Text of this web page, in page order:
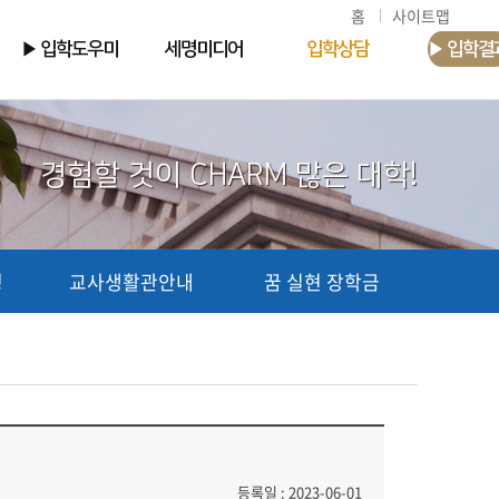
홈 사이트맵
▶ 입학도우미 세명미디어 입학상담 ▶ 입학결
경험할 것이 CHARM 많은 대학!
교사생활관안내 꿈 실현 장학금
등록일 : 2023-06-01